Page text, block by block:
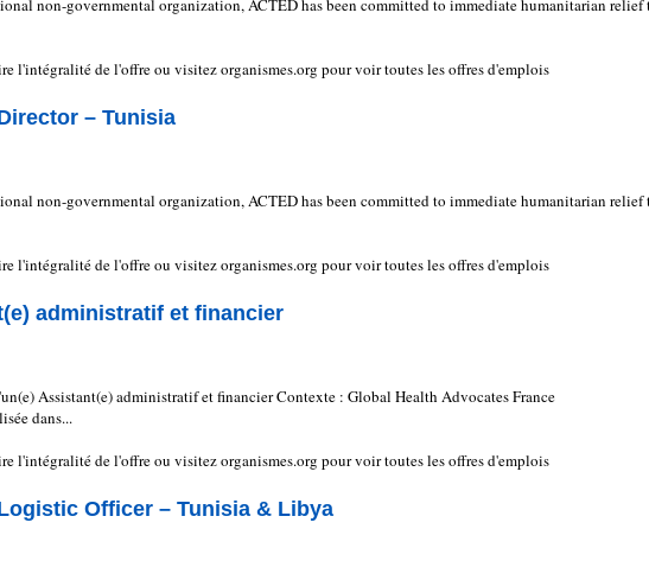
non-governmental organization, ACTED has been committed to immediate humanitarian relief
l'intégralité de l'offre ou visitez organismes.org pour voir toutes les offres d'emplois
– Tunisia
non-governmental organization, ACTED has been committed to immediate humanitarian relief
l'intégralité de l'offre ou visitez organismes.org pour voir toutes les offres d'emplois
administratif et financier
Assistant(e) administratif et financier Contexte : Global Health Advocates France
dans...
l'intégralité de l'offre ou visitez organismes.org pour voir toutes les offres d'emplois
Officer – Tunisia & Libya